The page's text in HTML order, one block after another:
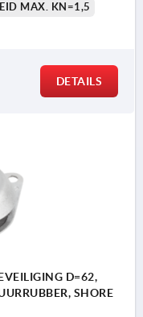
MAX. KN=1,5
DETAILS
D=62,
SHORE